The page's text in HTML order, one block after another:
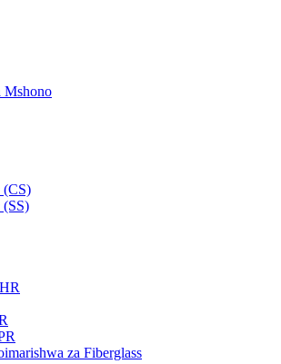
Mshono
(CS)
za Fiberglass